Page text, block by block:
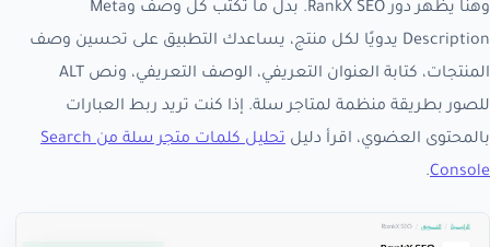
وهنا يظهر دور RankX SEO. بدل ما تكتب كل وصف وMeta
Description يدويًا لكل منتج، يساعدك التطبيق على تحسين وصف
المنتجات، كتابة العنوان التعريفي، الوصف التعريفي، ونص ALT
للصور بطريقة منظمة لمتاجر سلة. إذا كنت تريد ربط العبارات
بالمحتوى العضوي، اقرأ دليل
تحليل كلمات متجر سلة من Search
Console
.